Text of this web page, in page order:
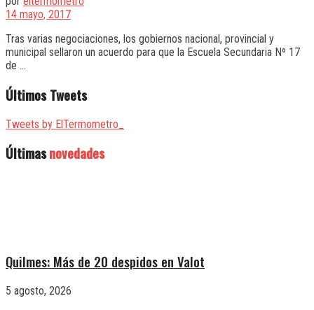
14 mayo, 2017
Tras varias negociaciones, los gobiernos nacional, provincial y
municipal sellaron un acuerdo para que la Escuela Secundaria Nº 17
de ...
Últimos Tweets
Tweets by ElTermometro_
Últimasnovedades
Quilmes: Más de 20 despidos en Valot
5 agosto, 2026